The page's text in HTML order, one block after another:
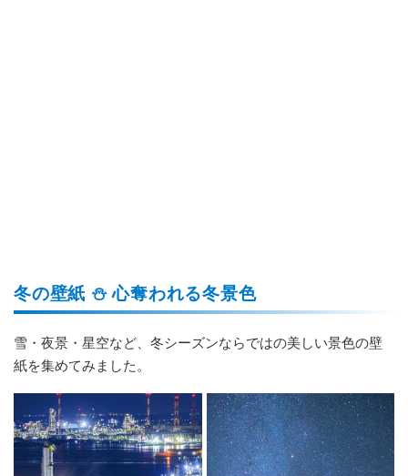
冬の壁紙 ⛄ 心奪われる冬景色
雪・夜景・星空など、冬シーズンならではの美しい景色の壁
紙を集めてみました。